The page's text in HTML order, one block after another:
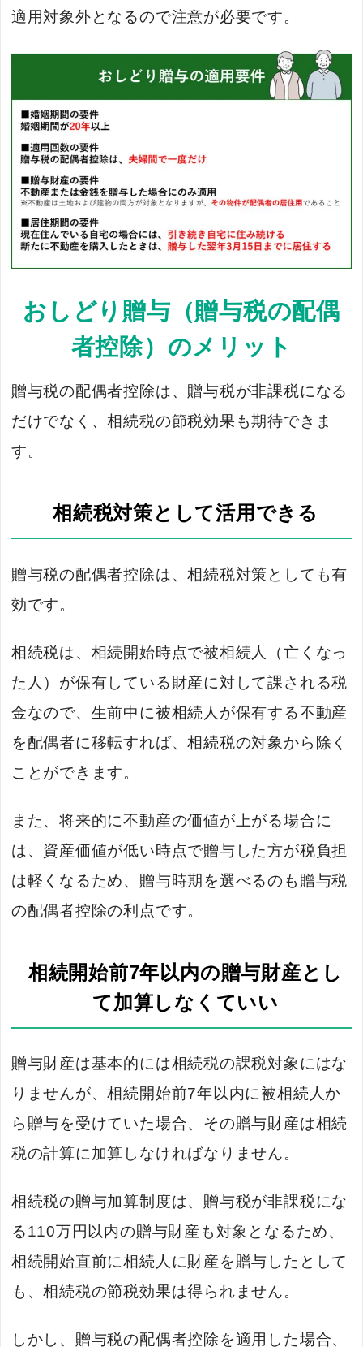
適用対象外となるので注意が必要です。
おしどり贈与（贈与税の配偶
者控除）のメリット
贈与税の配偶者控除は、贈与税が非課税になる
だけでなく、相続税の節税効果も期待できま
す。
相続税対策として活用できる
贈与税の配偶者控除は、相続税対策としても有
効です。
相続税は、相続開始時点で被相続人（亡くなっ
た人）が保有している財産に対して課される税
金なので、生前中に被相続人が保有する不動産
を配偶者に移転すれば、相続税の対象から除く
ことができます。
また、将来的に不動産の価値が上がる場合に
は、資産価値が低い時点で贈与した方が税負担
は軽くなるため、贈与時期を選べるのも贈与税
の配偶者控除の利点です。
相続開始前7年以内の贈与財産とし
て加算しなくていい
贈与財産は基本的には相続税の課税対象にはな
りませんが、相続開始前7年以内に被相続人か
ら贈与を受けていた場合、その贈与財産は相続
税の計算に加算しなければなりません。
相続税の贈与加算制度は、贈与税が非課税にな
る110万円以内の贈与財産も対象となるため、
相続開始直前に相続人に財産を贈与したとして
も、相続税の節税効果は得られません。
しかし、贈与税の配偶者控除を適用した場合、